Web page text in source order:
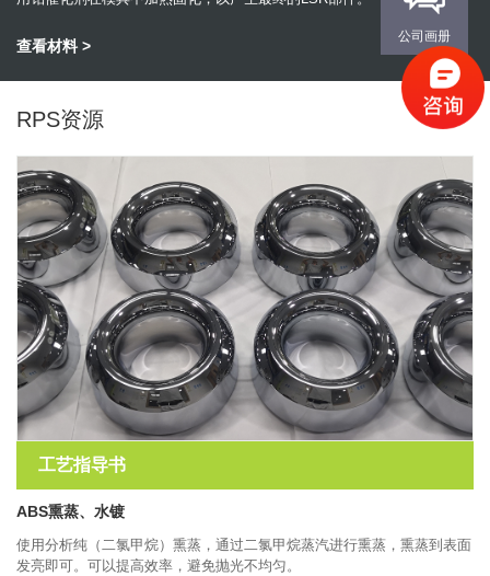
查看材料 >
RPS资源
工艺指导书
ABS熏蒸、水镀
使用分析纯（二氯甲烷）熏蒸，通过二氯甲烷蒸汽进行熏蒸，熏蒸到表面
发亮即可。可以提高效率，避免抛光不均匀。
公司画册